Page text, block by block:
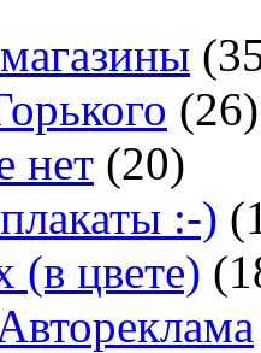
(26)
нет (20)
:-)
(в цвете)